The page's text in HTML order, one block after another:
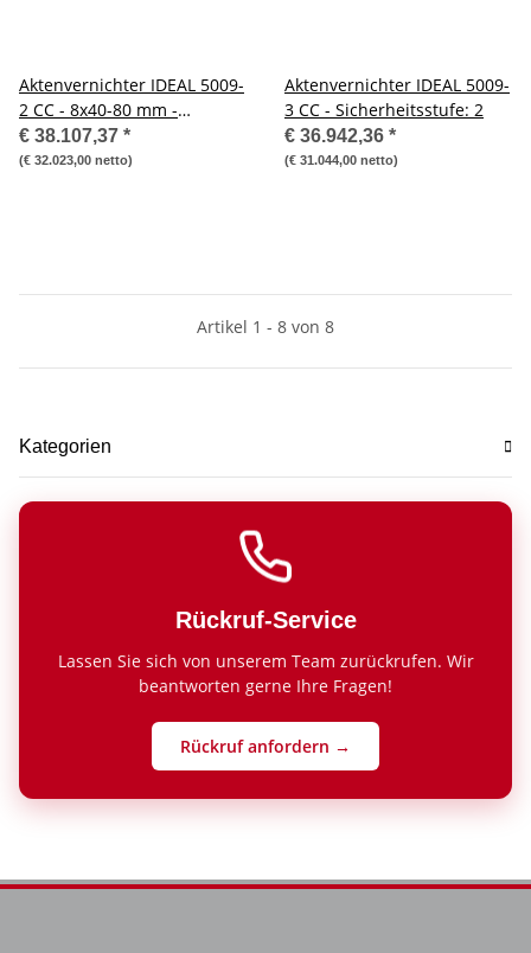
Aktenvernichter IDEAL 5009-
2 CC - 8x40-80 mm -
Sicherheitsstufe: 2
€ 38.107,37 *
(€ 32.023,00 netto)
Aktenvernichter IDEAL 5009-
3 CC - Sicherheitsstufe: 2
€ 36.942,36 *
(€ 31.044,00 netto)
Artikel 1 - 8 von 8
Kategorien
Rückruf-Service
Lassen Sie sich von unserem Team zurückrufen. Wir
beantworten gerne Ihre Fragen!
Rückruf anfordern →